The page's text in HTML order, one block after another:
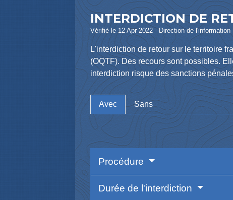
INTERDICTION DE
Vérifié le 12 Apr 2022 - Direction de
L'interdiction de retour sur le territoire
(OQTF). Des recours sont possibles.
interdiction risque des sanctions
Avec Sans
Procédure
Durée de l'interdiction